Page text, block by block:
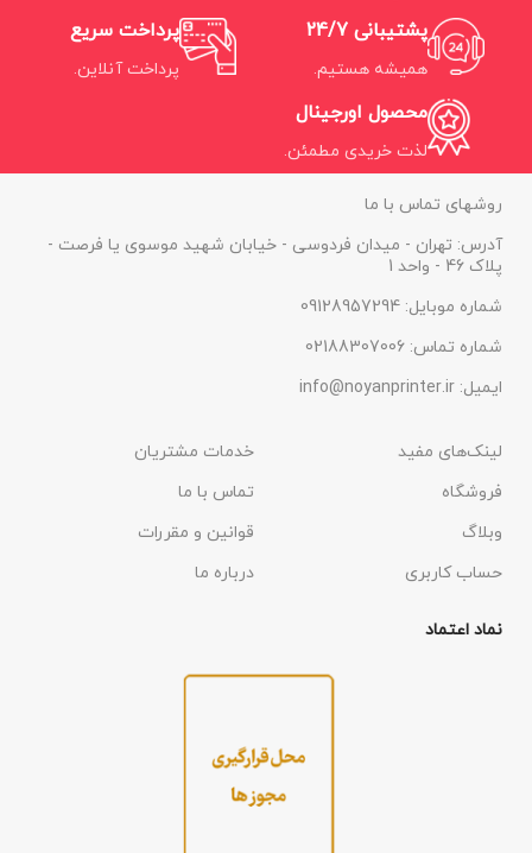
پشتیبانی 24/7
همیشه هستیم.
پرداخت سریع
پرداخت آنلاین.
محصول اورجینال
لذت خریدی مطمئن.
روشهای تماس با ما
آدرس: تهران - میدان فردوسی - خیابان شهید موسوی یا فرصت -
پلاک 46 - واحد 1
شماره موبایل: 09128957294
شماره تماس: 02188307006
ایمیل: info@noyanprinter.ir
لینک‌های مفید
فروشگاه
وبلاگ
حساب کاربری
خدمات مشتریان
تماس با ما
قوانین و مقررات
درباره ما
نماد اعتماد